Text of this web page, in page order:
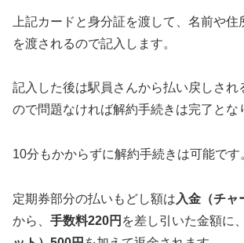
上記カードと身分証を渡して、名前や
を渡されるので記入します。
記入した後は駅員さんから払い戻しされ
ので問題なければ解約手続きは完了とな
10分もかからずに解約手続きは可能です
定期券部分の払いもどし額は 入金（チャ
から、 手数料220円 を差し引いた金額に、